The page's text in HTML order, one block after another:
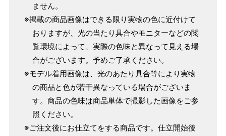
店舗で採寸（お近くの店舗でスタッフが採寸）
ません。
※掲載の商品画像はできる限り実物の色に近付けて
おりますが、光の当たり具合やモニターなどの閲
覧環境によって、実際の色味と異なって見える場
合がございます。予めご了承ください。
※モデル着用画像は、光のあたり具合等により実物
の商品と色が若干異なっている場合がございま
す。商品の色味は商品単体で撮影した画像をご参
照ください。
※ご注文後にお仕立てをする商品です。仕立開始後